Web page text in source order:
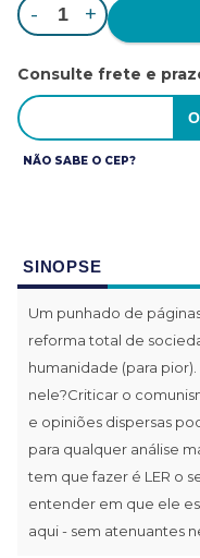
- +
Consulte frete e
NÃO SABE O CEP?
SINOPSE
Um punhado de
reforma total de
humanidade (para
nele?Criticar o
e opiniões dispersas
para qualquer análise
tem que fazer é LER o
entender em que ele
aqui - sem atenuantes